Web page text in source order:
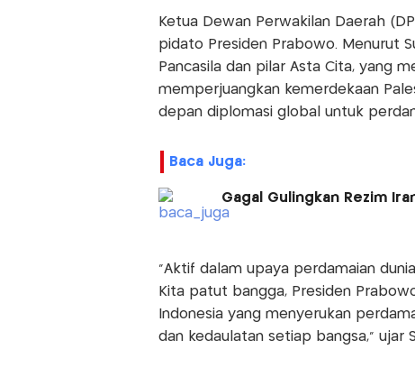
Ketua Dewan Perwakilan Daerah
pidato Presiden Prabowo. Menurut
Pancasila dan pilar Asta Cita, yang
memperjuangkan kemerdekaan
depan diplomasi global untuk
Baca Juga:
Gagal Gulingkan Rezim
“Aktif dalam upaya perdamaian
Kita patut bangga, Presiden
Indonesia yang menyerukan
dan kedaulatan setiap bangsa,” ujar